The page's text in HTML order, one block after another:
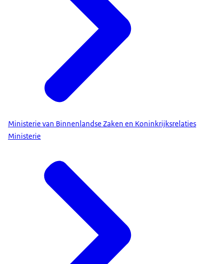
Ministerie van Binnenlandse Zaken en Koninkrijksrelaties
Ministerie